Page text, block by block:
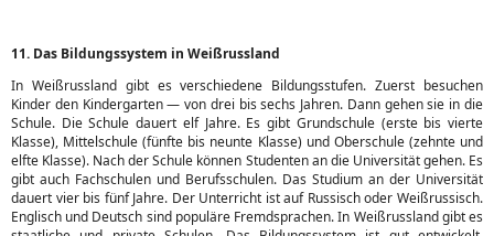
11. Das Bildungssystem in Weißrussland
In Weißrussland gibt es verschiedene Bildungsstufen. Zuerst besuchen
Kinder den Kindergarten — von drei bis sechs Jahren. Dann gehen sie in die
Schule. Die Schule dauert elf Jahre. Es gibt Grundschule (erste bis vierte
Klasse), Mittelschule (fünfte bis neunte Klasse) und Oberschule (zehnte und
elfte Klasse). Nach der Schule können Studenten an die Universität gehen. Es
gibt auch Fachschulen und Berufsschulen. Das Studium an der Universität
dauert vier bis fünf Jahre. Der Unterricht ist auf Russisch oder Weißrussisch.
Englisch und Deutsch sind populäre Fremdsprachen. In Weißrussland gibt es